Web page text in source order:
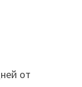
от